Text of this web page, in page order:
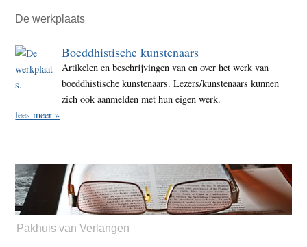
De werkplaats
Boeddhistische kunstenaars
Artikelen en beschrijvingen van en over het werk van
boeddhistische kunstenaars. Lezers/kunstenaars kunnen
zich ook aanmelden met hun eigen werk.
lees meer »
Pakhuis van Verlangen